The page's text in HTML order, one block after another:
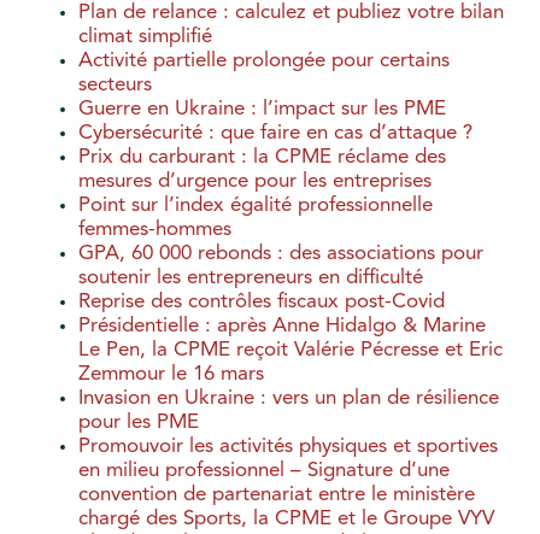
Plan de relance : calculez et publiez votre bilan
climat simplifié
Activité partielle prolongée pour certains
secteurs
Guerre en Ukraine : l’impact sur les PME
Cybersécurité : que faire en cas d’attaque ?
Prix du carburant : la CPME réclame des
mesures d’urgence pour les entreprises
Point sur l’index égalité professionnelle
femmes-hommes
GPA, 60 000 rebonds : des associations pour
soutenir les entrepreneurs en difficulté
Reprise des contrôles fiscaux post-Covid
Présidentielle : après Anne Hidalgo & Marine
Le Pen, la CPME reçoit Valérie Pécresse et Eric
Zemmour le 16 mars
Invasion en Ukraine : vers un plan de résilience
pour les PME
Promouvoir les activités physiques et sportives
en milieu professionnel – Signature d’une
convention de partenariat entre le ministère
chargé des Sports, la CPME et le Groupe VYV